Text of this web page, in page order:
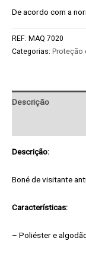
De acordo com a
REF: MAQ 7020
Categorias: Proteção
Descrição
Descrição:
Boné de visitante
Características:
– Poliéster e